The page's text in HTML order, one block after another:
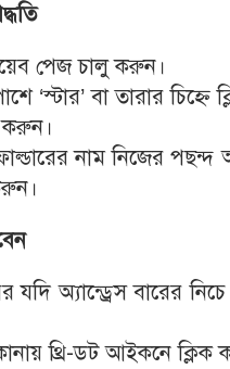
পেজ চালু করুন।
‘স্টার’ বা তারার চিহ্নে
করুন।
নাম নিজের পছন্দ
অ্যান্ড্রেস বারের নিচে
থ্রি-ডট আইকনে ক্লিক